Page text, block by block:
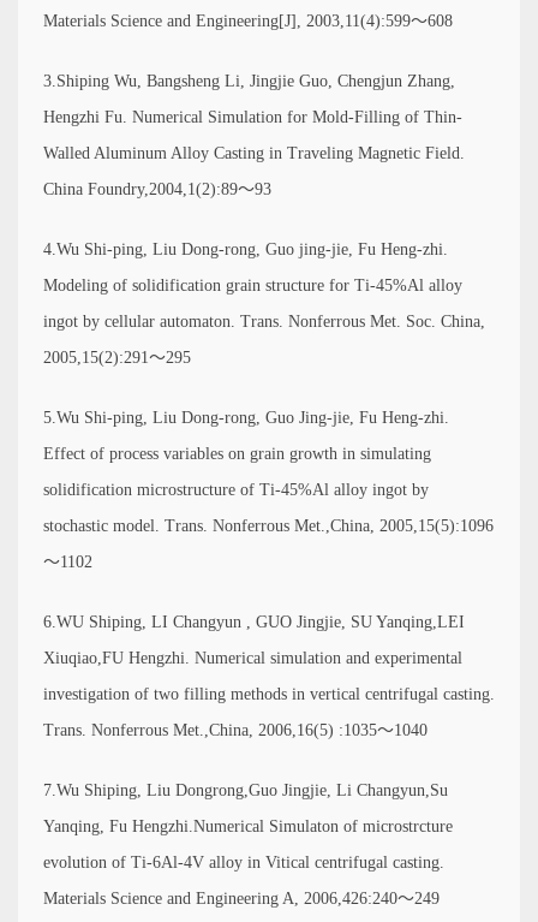
Materials Science and Engineering[J], 2003,11(4):599～608
3.Shiping Wu, Bangsheng Li, Jingjie Guo, Chengjun Zhang,
Hengzhi Fu. Numerical Simulation for Mold-Filling of Thin-
Walled Aluminum Alloy Casting in Traveling Magnetic Field.
China Foundry,2004,1(2):89～93
4.Wu Shi-ping, Liu Dong-rong, Guo jing-jie, Fu Heng-zhi.
Modeling of solidification grain structure for Ti-45%Al alloy
ingot by cellular automaton. Trans. Nonferrous Met. Soc. China,
2005,15(2):291～295
5.Wu Shi-ping, Liu Dong-rong, Guo Jing-jie, Fu Heng-zhi.
Effect of process variables on grain growth in simulating
solidification microstructure of Ti-45%Al alloy ingot by
stochastic model. Trans. Nonferrous Met.,China, 2005,15(5):1096
～1102
6.WU Shiping, LI Changyun , GUO Jingjie, SU Yanqing,LEI
Xiuqiao,FU Hengzhi. Numerical simulation and experimental
investigation of two filling methods in vertical centrifugal casting.
Trans. Nonferrous Met.,China, 2006,16(5) :1035～1040
7.Wu Shiping, Liu Dongrong,Guo Jingjie, Li Changyun,Su
Yanqing, Fu Hengzhi.Numerical Simulaton of microstrcture
evolution of Ti-6Al-4V alloy in Vitical centrifugal casting.
Materials Science and Engineering A, 2006,426:240～249